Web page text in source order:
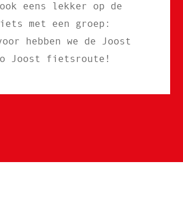
ook eens lekker op de
met een groep:
hebben we de Joost
Joost fietsroute!